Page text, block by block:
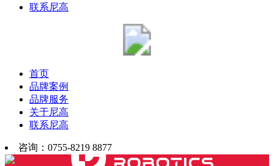
联系尼高
首页
品牌案例
品牌服务
关于尼高
联系尼高
咨询：0755-8219 8877